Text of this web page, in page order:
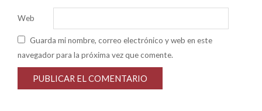
Web
Guarda mi nombre, correo electrónico y web en este
navegador para la próxima vez que comente.